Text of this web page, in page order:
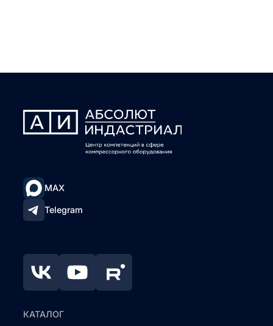
MAX
Telegram
КАТАЛОГ